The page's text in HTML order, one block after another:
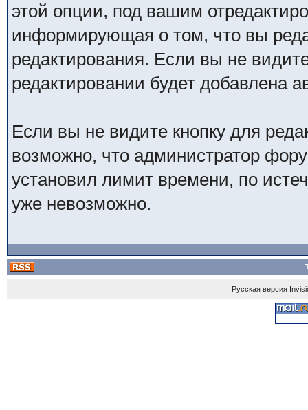
этой опции, под вашим
информирующая о том, что вы
редактирования. Если вы не
редактировании будет добавлена
Если вы не видите кнопку для
возможно, что администратор
установил лимит времени, по
уже невозможно.
Русская версия